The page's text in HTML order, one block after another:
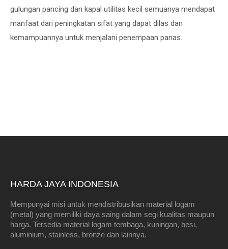
gulungan pancing dan kapal utilitas kecil semuanya mendapat
manfaat dari peningkatan sifat yang dapat dilas dan
kemampuannya untuk menjalani penempaan panas.
HARDA JAYA INDONESIA
Mempunyai misi untuk mendistribusikan material logam
(metal) yang memiliki daya saing dalam segi kualitas maupun
harga. Tersedia material logam tembaga, kuningan, besi,
aluminium, stainless, bronze dan lainnya.